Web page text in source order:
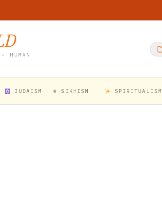
HUMAN
JUDAISM ☬ SIKHISM SPIRITUALISM